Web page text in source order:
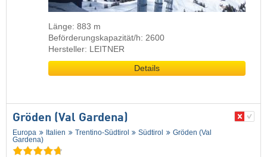
Länge: 883 m
Beförderungskapazität/h: 2600
Hersteller: LEITNER
Details
Gröden (Val Gardena)
Europa Italien Trentino-Südtirol Südtirol
Gröden (Val
Gardena)